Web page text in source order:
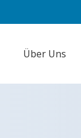
Über Uns